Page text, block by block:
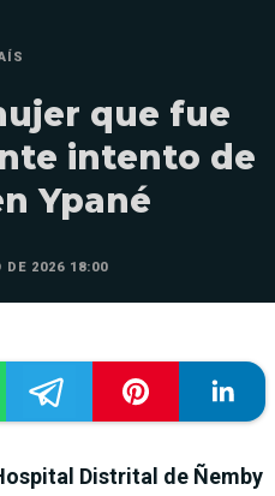
que fue
intento de
Ypané
DE 2026 18:00
Distrital de Ñemby